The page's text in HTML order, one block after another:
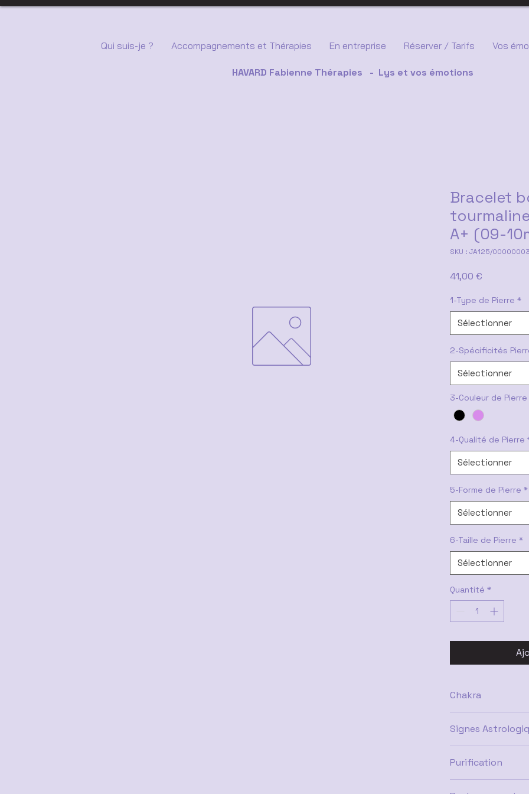
HAVARD Fabienne Thérapies - Lys et vos émotions
Qui suis-je ? Accompagnements et Thérapies En entreprise Réserver / Tarifs Vos
Bracelet
A+ (09-
SKU : JA125/
41,00 €
1-Type de Pierre *
Sélectionner
2-Spécificités
Sélectionner
3-Couleur de Pierre
4-Qualité de Pierre
Sélectionner
5-Forme de Pierre *
Sélectionner
6-Taille de Pierre *
Sélectionner
Quantité *
Chakra
Signes
Purification